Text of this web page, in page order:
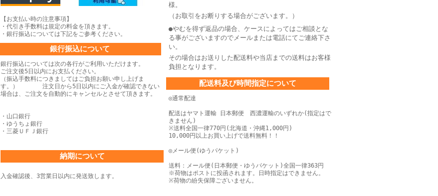
【お支払い時の注意事項】
・代引き手数料は規定の料金を頂きます。
・銀行振込については下記をご参考ください。
銀行振込について
銀行振込については次の各行がご利用いただけます。
ご注文後5日以内にお支払ください。
（振込手数料につきましてはご負担お願い申し上げま
す。） 注文日から5日以内にご入金が確認できない
場合は、 ご注文を自動的にキャンセルとさせて頂きます。
・山口銀行
・ゆうちょ銀行
・三菱ＵＦＪ銀行
納期について
入金確認後、3営業日以内に発送致します。
様。
（お取引をお断りする場合がございます。）
●やむを得ず返品の場合、ケースによってはご相談とな
る事がございますのでメールまたは電話にてご連絡下さ
い。
その場合はお送りした配送料や当店までの送料はお客様
負担となります。
配送料及び時間指定について
◎通常配達
配送はヤマト運輸 日本郵便 西濃運輸のいずれか(指定はで
きません)
※送料全国一律770円(北海道・沖縄1,000円)
10,000円以上お買い上げで送料無料！！
◎メール便(ゆうパケット)
送料：メール便(日本郵便・ゆうパケット)全国一律363円
※荷物はポストに投函されます。日時指定はできません。
※荷物の紛失保障ございません。